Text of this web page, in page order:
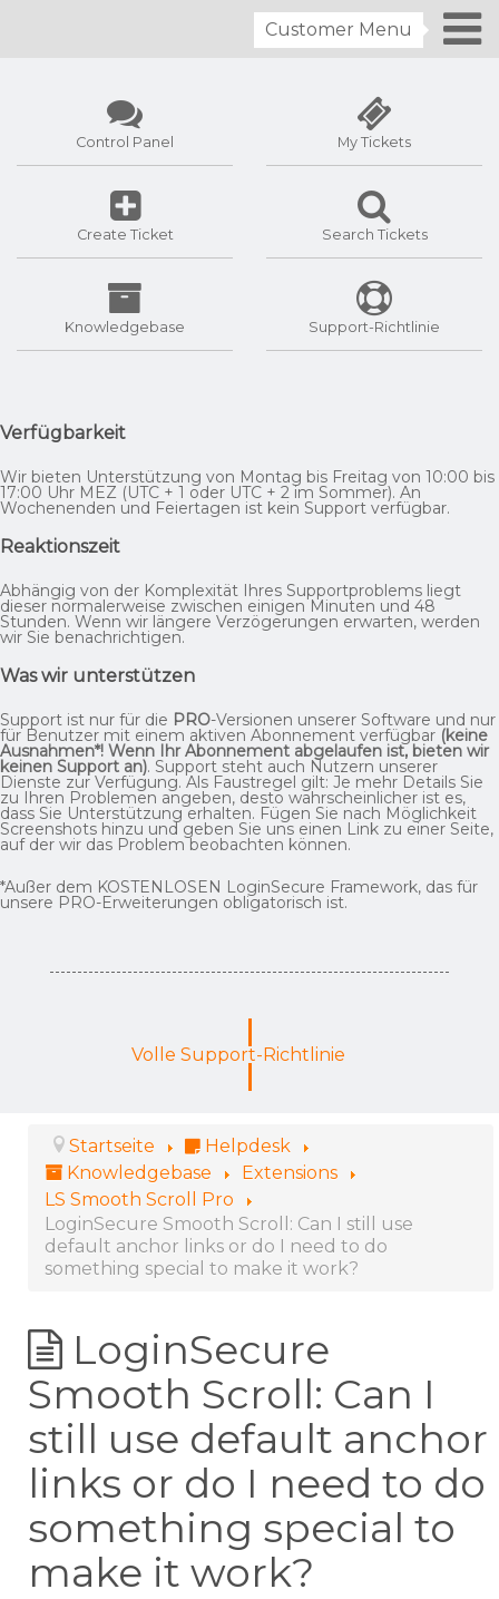
Customer Menu
Control Panel My Tickets
Create Ticket Search Tickets
Knowledgebase Support-Richtlinie
Verfügbarkeit
Wir bieten Unterstützung von Montag bis Freitag von 10:00 bis
17:00 Uhr MEZ (UTC + 1 oder UTC + 2 im Sommer). An
Wochenenden und Feiertagen ist kein Support verfügbar.
Reaktionszeit
Abhängig von der Komplexität Ihres Supportproblems liegt
dieser normalerweise zwischen einigen Minuten und 48
Stunden. Wenn wir längere Verzögerungen erwarten, werden
wir Sie benachrichtigen.
Was wir unterstützen
Support ist nur für die PRO-Versionen unserer Software und nur
für Benutzer mit einem aktiven Abonnement verfügbar (keine
Ausnahmen*! Wenn Ihr Abonnement abgelaufen ist, bieten wir
keinen Support an). Support steht auch Nutzern unserer
Dienste zur Verfügung. Als Faustregel gilt: Je mehr Details Sie
zu Ihren Problemen angeben, desto wahrscheinlicher ist es,
dass Sie Unterstützung erhalten. Fügen Sie nach Möglichkeit
Screenshots hinzu und geben Sie uns einen Link zu einer Seite,
auf der wir das Problem beobachten können.
*Außer dem KOSTENLOSEN LoginSecure Framework, das für
unsere PRO-Erweiterungen obligatorisch ist.
Volle Support-Richtlinie
Startseite
Helpdesk
Knowledgebase
Extensions
LS Smooth Scroll Pro
LoginSecure Smooth Scroll: Can I still use
default anchor links or do I need to do
something special to make it work?
LoginSecure
Smooth Scroll: Can I
still use default anchor
links or do I need to do
something special to
make it work?